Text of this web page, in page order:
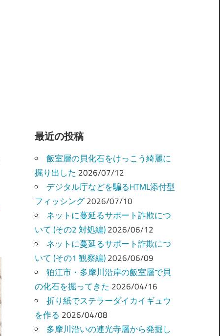
最近の投稿
飯室層の貝化石をけっこう綺麗に
掘り出した 2026/07/12
デジタル庁などを騙るHTML添付型
フィッシング 2026/07/10
ネットに蔓延るサポート詐欺につ
いて (その2 対処編) 2026/06/12
ネットに蔓延るサポート詐欺につ
いて (その1 観察編) 2026/06/09
狛江市・多摩川沿岸の飯室層で貝
の化石を掘ってきた 2026/04/16
折り紙でステラーダイカイギュウ
を作る 2026/04/08
多摩川沿いの連光寺層から発掘し